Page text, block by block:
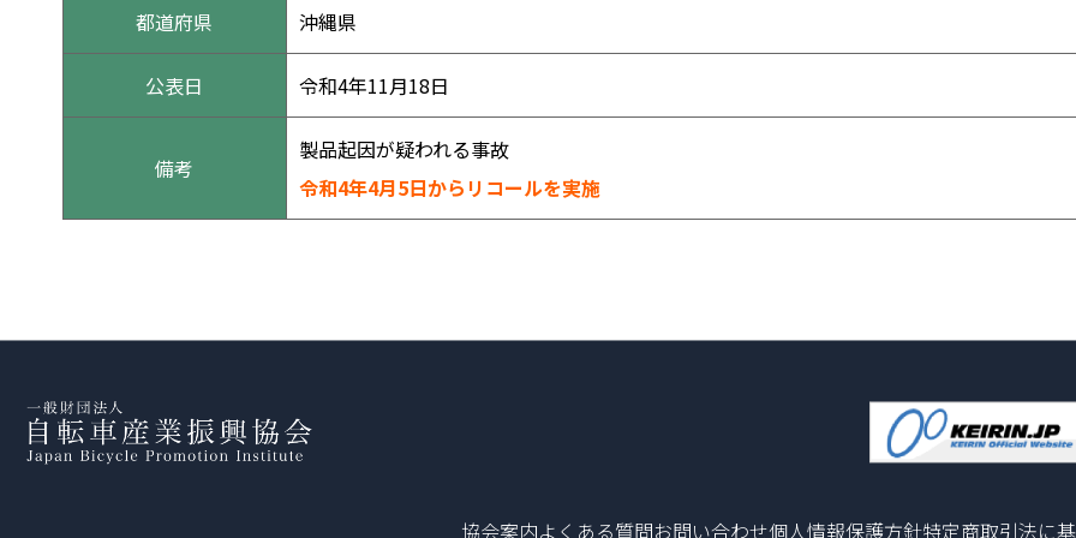
都道府県 沖縄県
公表日 令和4年11月18日
備考
製品起因が疑われる事故
令和4年4月5日からリコールを実施
協会案内よくある質問お問い合わせ個人情報保護方針特定商取引法に